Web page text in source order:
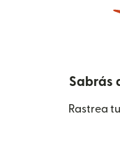
Sabrás
Rastrea